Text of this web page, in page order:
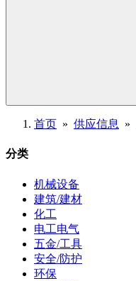
首页 » 供应信息 »
分类
机械设备
建筑/建材
化工
电工电气
五金/工具
安全/防护
环保